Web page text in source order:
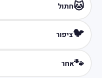
🐱חתול
🐦ציפור
🐾אחר